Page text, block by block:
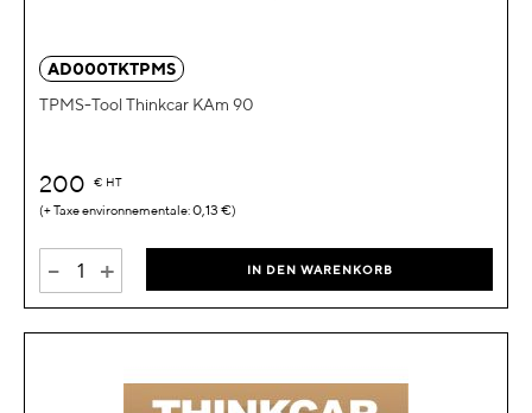
AD000TKTPMS
TPMS-Tool Thinkcar KAm 90
200 € HT
0,13 €
- + IN DEN WARENKORB